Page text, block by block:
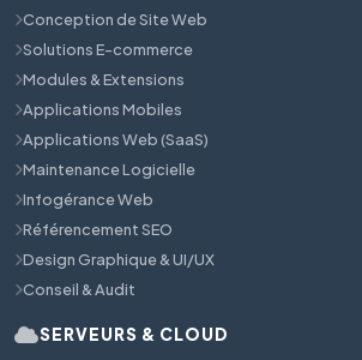
Conception de Site Web
Solutions E-commerce
Modules & Extensions
Applications Mobiles
Applications Web (SaaS)
Maintenance Logicielle
Infogérance Web
Référencement SEO
Design Graphique & UI/UX
Conseil & Audit
SERVEURS & CLOUD